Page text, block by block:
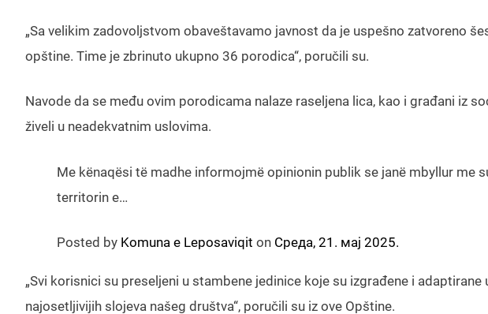
„Sa velikim zadovoljstvom obaveštavamo javnost da je uspešno zatvoreno
opštine. Time je zbrinuto ukupno 36 porodica“, poručili su.
Navode da se među ovim porodicama nalaze raseljena lica, kao i građani iz
živeli u neadekvatnim uslovima.
Me kënaqësi të madhe informojmë opinionin publik se janë mbyllur me
territorin e…
Posted by Komuna e Leposaviqit on Среда, 21. мај 2025.
„Svi korisnici su preseljeni u stambene jedinice koje su izgrađene i
najosetljivijih slojeva našeg društva“, poručili su iz ove Opštine.